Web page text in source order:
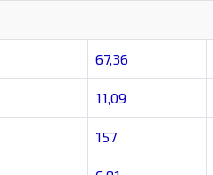
67,36
11,09
157